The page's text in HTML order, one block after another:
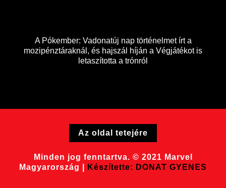
A Pókember: Vadonatúj nap történelmet írt a
mozipénztáraknál, és hajszál híján a Végjátékot is
letaszította a trónról
Minden jog fenntartva. © 2021 Marvel
Magyarország |
Készítette: DONAT GYENES
Az oldal tetejére